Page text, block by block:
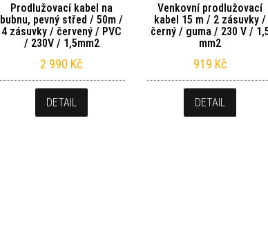
Prodlužovací kabel na
bubnu, pevný střed / 50m /
4 zásuvky / červený / PVC
/ 230V / 1,5mm2
2 990 Kč
DETAIL
Venkovní prodlužovací
kabel 15 m / 2 zásuvky /
černý / guma / 230 V /
mm2
919 Kč
DETAIL